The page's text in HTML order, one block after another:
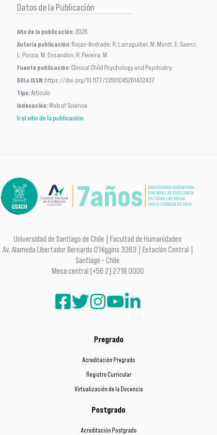
Datos de la Publicación
Año de la publicación:2026
Autoría publicación:Rojas-Andrade, R; Larraguibel, M; Montt, E; Saenz,
L; Porzia, M; Ossandon, R; Pereira, M
Fuente publicación:Clinical Child Psychology and Psychiatry
DOI o ISSN:https://doi.org/10.1177/13591045261432437
Tipo:Artículo
Indexación:Web of Science
Ir al sitio de la publicación
Universidad de Santiago de Chile | Facultad de Humanidades
Av. Alameda Libertador Bernardo O'Higgins 3363 | Estación Central |
Santiago - Chile
Mesa central (+56 2) 2718 0000
Pregrado
Acreditación Pregrado
Registro Curricular
Virtualización de la Docencia
Postgrado
Acreditación Postgrado